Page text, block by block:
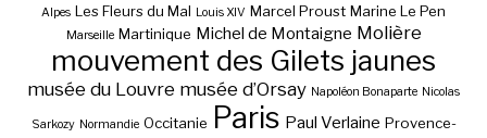
Alpes Les Fleurs du Mal Louis XIV Marcel Proust Marine Le Pen
Marseille Martinique Michel de Montaigne Molière
mouvement des Gilets jaunes
musée du Louvre musée d’Orsay Napoléon Bonaparte Nicolas
Sarkozy Normandie Occitanie Paris Paul Verlaine Provence-